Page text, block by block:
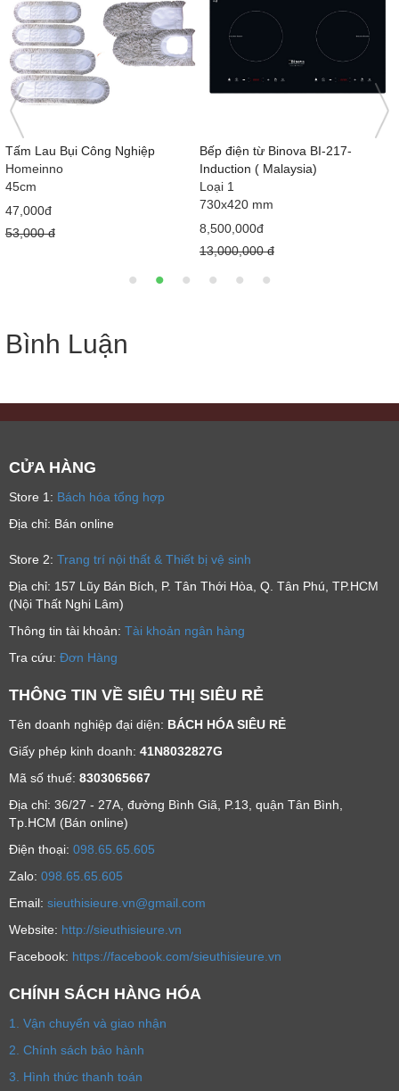
Dụng cụ gạt kính 2 tấc
28,000đ
Bộ nồi Silit Diamant 7
100% nhập khẩu từ Đức & EU
54 × 34 × 32cm
4,760,000đ
7,000,000 đ
Bình Luận
CỬA HÀNG
Store 1: Bách hóa tổng hợp
Địa chỉ: Bán online
Store 2: Trang trí nội thất & Thiết bị vệ sinh
Địa chỉ: 157 Lũy Bán Bích, P. Tân Thới Hòa, Q. Tân Phú, TP.HCM
(Nội Thất Nghi Lâm)
Thông tin tài khoản: Tài khoản ngân hàng
Tra cứu: Đơn Hàng
THÔNG TIN VỀ SIÊU THỊ SIÊU RẺ
Tên doanh nghiệp đại diện: BÁCH HÓA SIÊU RẺ
Giấy phép kinh doanh: 41N8032827G
Mã số thuế: 8303065667
Địa chỉ: 36/27 - 27A, đường Bình Giã, P.13, quận Tân Bình,
Tp.HCM (Bán online)
Ðiện thoại: 098.65.65.605
Zalo: 098.65.65.605
Email: sieuthisieure.vn@gmail.com
Website: http://sieuthisieure.vn
Facebook: https://facebook.com/sieuthisieure.vn
CHÍNH SÁCH HÀNG HÓA
1. Vận chuyển và giao nhận
2. Chính sách bảo hành
3. Hình thức thanh toán